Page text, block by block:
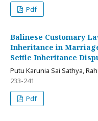
Pdf
Balinese Customary
Inheritance in
Settle Inheritance
Putu Karunia Sai Sathya,
233-241
Pdf